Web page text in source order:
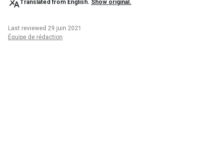
Translated from English. Show original.
Last reviewed 29 juin 2021
Équipe de rédaction